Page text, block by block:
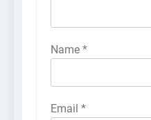
Name *
Email *